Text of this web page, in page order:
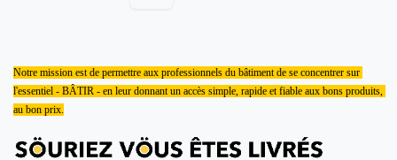
Notre mission est de permettre aux professionnels du bâtiment de se concentrer sur
l'essentiel - BÂTIR - en leur donnant un accès simple, rapide et fiable aux bons produits,
au bon prix.